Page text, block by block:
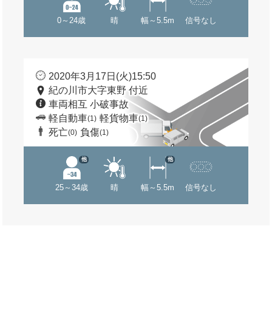
0～24歳 晴 幅～5.5m 信号なし
2020年3月17日(火)15:50
紀の川市大字東野 付近
車両相互 小破事故
軽自動車(1) 軽貨物車(1)
死亡(0) 負傷(1)
25～34歳
他
晴 幅～5.5m
他
信号なし